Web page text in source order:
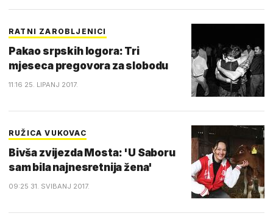
RATNI ZAROBLJENICI
Pakao srpskih logora: Tri
mjeseca pregovora za slobodu
11:16 25. LIPANJ 2017.
RUŽICA VUKOVAC
Bivša zvijezda Mosta: 'U Saboru
sam bila najnesretnija žena'
09:25 31. SVIBANJ 2017.